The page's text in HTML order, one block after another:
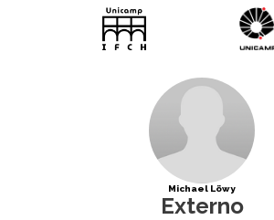
Pular para o conteúdo principal
Michael Löwy
Externo